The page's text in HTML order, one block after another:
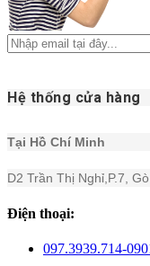
Hệ thống cửa hàng
Tại Hồ Chí Minh
D2 Trần Thị Nghỉ,P.7,
Điện thoại:
097.3939.714-